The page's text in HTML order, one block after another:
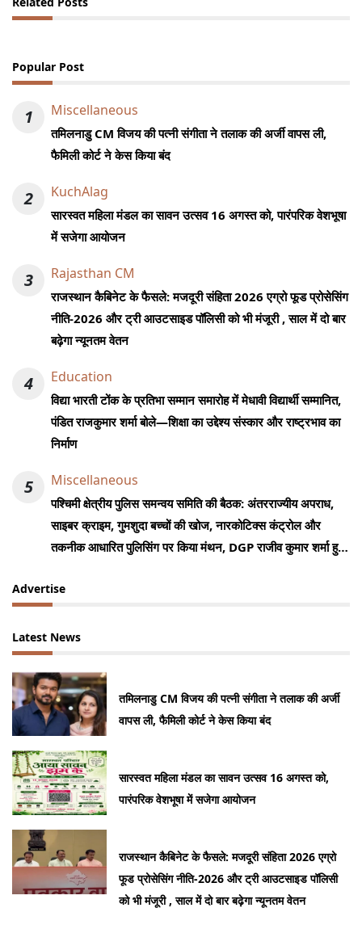
Popular Post
1 Miscellaneous
तमिलनाडु CM विजय की पत्नी संगीता ने तलाक की अर्जी वापस ली,
फैमिली कोर्ट ने केस किया बंद
2 KuchAlag
सारस्वत महिला मंडल का सावन उत्सव 16 अगस्त को, पारंपरिक वेशभूषा
में सजेगा आयोजन
3 Rajasthan CM
राजस्थान कैबिनेट के फैसले: मजदूरी संहिता 2026 एग्रो फूड प्रोसेसिंग
नीति-2026 और ट्री आउटसाइड पॉलिसी को भी मंजूरी , साल में दो बार
बढ़ेगा न्यूनतम वेतन
4 Education
विद्या भारती टोंक के प्रतिभा सम्मान समारोह में मेधावी विद्यार्थी सम्मानित,
पंडित राजकुमार शर्मा बोले—शिक्षा का उद्देश्य संस्कार और राष्ट्रभाव का
निर्माण
5 Miscellaneous
पश्चिमी क्षेत्रीय पुलिस समन्वय समिति की बैठक: अंतरराज्यीय अपराध,
साइबर क्राइम, गुमशुदा बच्चों की खोज, नारकोटिक्स कंट्रोल और
तकनीक आधारित पुलिसिंग पर किया मंथन, DGP राजीव कुमार शर्मा हुए
Advertise
Latest News
तमिलनाडु CM विजय की पत्नी संगीता ने तलाक की अर्जी
वापस ली, फैमिली कोर्ट ने केस किया बंद
सारस्वत महिला मंडल का सावन उत्सव 16 अगस्त को,
पारंपरिक वेशभूषा में सजेगा आयोजन
राजस्थान कैबिनेट के फैसले: मजदूरी संहिता 2026 एग्रो
फूड प्रोसेसिंग नीति-2026 और ट्री आउटसाइड पॉलिसी
को भी मंजूरी , साल में दो बार बढ़ेगा न्यूनतम वेतन